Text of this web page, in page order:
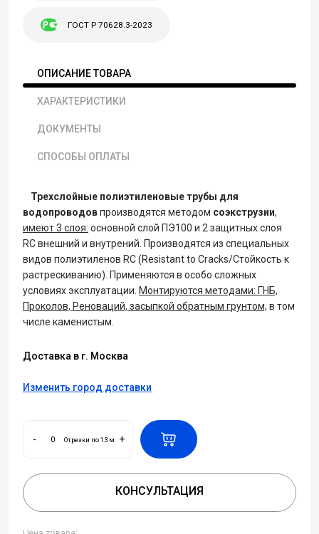
ГОСТ Р 70628.3-2023
ОПИСАНИЕ ТОВАРА
ХАРАКТЕРИСТИКИ
ДОКУМЕНТЫ
СПОСОБЫ ОПЛАТЫ
Трехслойные полиэтиленовые трубы для
водопроводовпроизводятся методом соэкструзии,
имеют 3 слоя: основной слой ПЭ100 и 2 защитных слоя
RC внешний и внутрений. Производятся из специальных
видов полиэтиленов RC (Resistant to Cracks/Стойкость к
растрескиванию). Применяются в особо сложных
условиях эксплуатации. Монтируются методами: ГНБ,
Проколов, Реноваций, засыпкой обратным грунтом, в том
числе каменистым.
Доставка в г. Москва
Изменить город доставки
- Отрезки по 13 м +
КОНСУЛЬТАЦИЯ